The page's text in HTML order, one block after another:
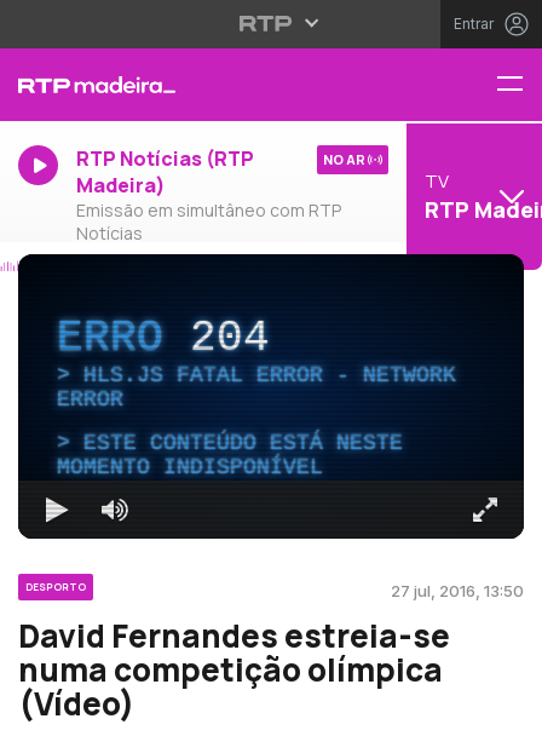
Entrar
RTP Notícias (RTP
Madeira)
Emissão em simultâneo com RTP
Notícias
NO AR
TV
RTP
ERRO204
HLS.JS FATAL ERROR - NETWORK
ERROR
ESTE CONTEÚDO ESTÁ NESTE
MOMENTO INDISPONÍVEL
DESPORTO 27 jul, 2016, 13:50
David Fernandes estreia-se
numa competição olímpica
(Vídeo)